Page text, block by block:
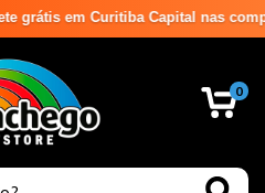
em Curitiba Capital nas compras
0